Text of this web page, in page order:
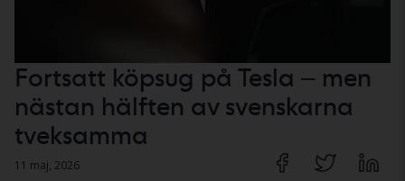
Fortsatt köpsug på Tesla – men
nästan hälften av svenskarna
tveksamma
11 maj, 2026